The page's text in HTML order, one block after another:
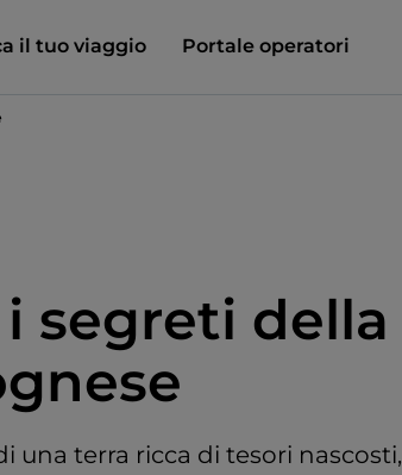
il tuo viaggio Portale operatori
segreti della
una terra ricca di tesori nascosti,